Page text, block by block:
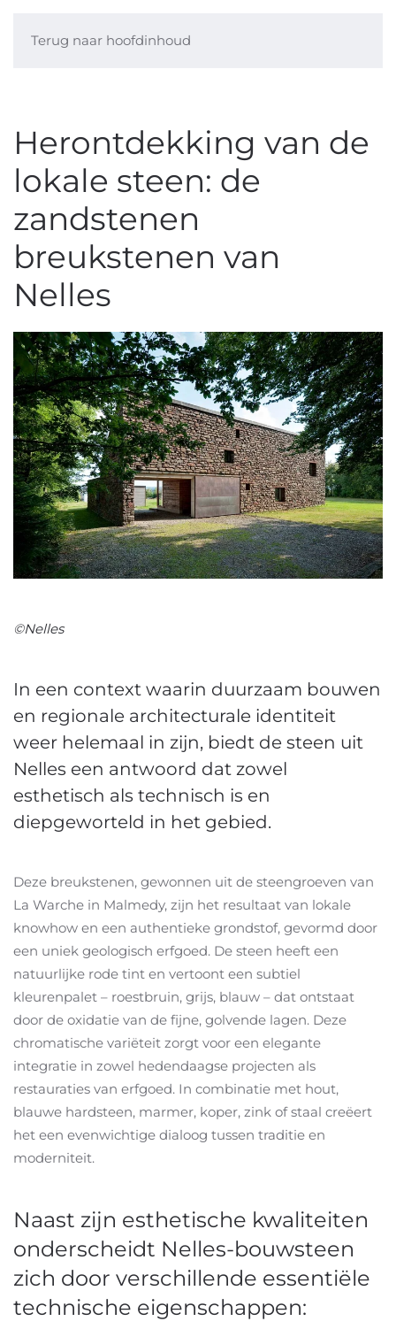
Terug naar hoofdinhoud
Herontdekking van de
lokale steen: de
zandstenen
breukstenen van
Nelles
©Nelles
In een context waarin duurzaam bouwen
en regionale architecturale identiteit
weer helemaal in zijn, biedt de steen uit
Nelles een antwoord dat zowel
esthetisch als technisch is en
diepgeworteld in het gebied.
Deze breukstenen, gewonnen uit de steengroeven van
La Warche in Malmedy, zijn het resultaat van lokale
knowhow en een authentieke grondstof, gevormd door
een uniek geologisch erfgoed. De steen heeft een
natuurlijke rode tint en vertoont een subtiel
kleurenpalet – roestbruin, grijs, blauw – dat ontstaat
door de oxidatie van de fijne, golvende lagen. Deze
chromatische variëteit zorgt voor een elegante
integratie in zowel hedendaagse projecten als
restauraties van erfgoed. In combinatie met hout,
blauwe hardsteen, marmer, koper, zink of staal creëert
het een evenwichtige dialoog tussen traditie en
moderniteit.
Naast zijn esthetische kwaliteiten
onderscheidt Nelles-bouwsteen
zich door verschillende essentiële
technische eigenschappen: